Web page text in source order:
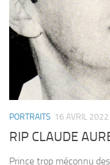
PORTRAITS 16 AVRIL 2022
RIP CLAUDE
Prince trop méconnu